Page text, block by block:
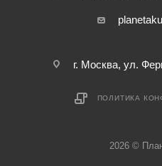
г. Москва, ул.
ПОЛИТИКА
2026 ©